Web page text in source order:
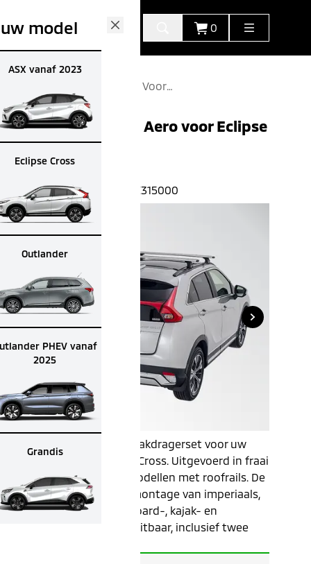
0
Dakdragerset Aero Voor
Eclipse Cross Mz 315000
Dakdragerset Aero voor Eclipse
Cross
€ 232.00
Artikelnummer: MZ315000
Aerodynamische dakdragerset voor uw
Mitsubishi Eclipse Cross. Uitgevoerd in fraai
aluminium voor modellen met roofrails. De
ideale basis voor montage van imperiaals,
fiets-, ski-, snowboard-, kajak- en
mastdragers. Afsluitbaar, inclusief twee
model
ASX vanaf 2023
Eclipse Cross
Outlander
PHEV vanaf
2025
Grandis